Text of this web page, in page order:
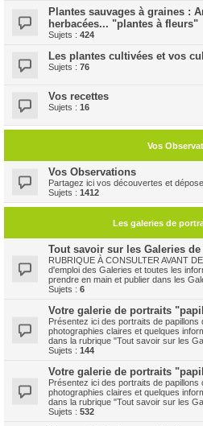
Plantes sauvages à graines :
herbacées... "plantes à fleurs"
Sujets : 424
Les plantes cultivées et vos
Sujets : 76
Vos recettes
Sujets : 16
Vos
Vos Observations
Partagez ici vos découvertes et
Sujets : 1412
Les galeries de
Tout savoir sur les Galeries
RUBRIQUE À CONSULTER AVANT
d'emploi des Galeries et toutes les
prendre en main et publier dans les
Sujets : 6
Votre galerie de portraits
Présentez ici des portraits de
photographies claires et quelques
dans la rubrique "Tout savoir sur les
Sujets : 144
Votre galerie de portraits
Présentez ici des portraits de
photographies claires et quelques
dans la rubrique "Tout savoir sur les
Sujets : 532